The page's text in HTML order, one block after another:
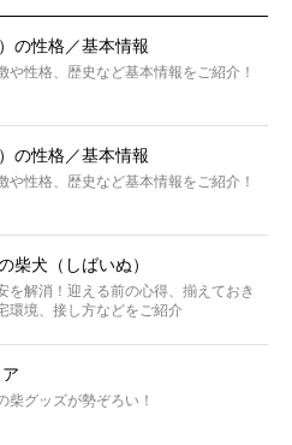
の性格／基本情報
や性格、歴史など基本情報をご紹介！
の性格／基本情報
や性格、歴史など基本情報をご紹介！
柴犬（しばいぬ）
を解消！迎える前の心得、揃えておき
環境、接し方などをご紹介
柴グッズが勢ぞろい！